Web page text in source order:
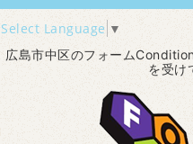
Select Language ▼
広島市中区のフォーム
を受け